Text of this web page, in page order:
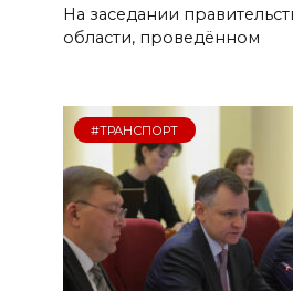
На заседании
области, проведённом
#ТРАНСПОРТ